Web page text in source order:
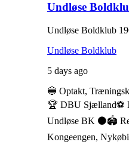
Undløse
Undløse Boldklub
Undløse Boldklub
5 days ago
🔵 Optakt,
🏆 DBU Sjælland⚽️
Undløse BK ⚫️🏟
Kongeengen,